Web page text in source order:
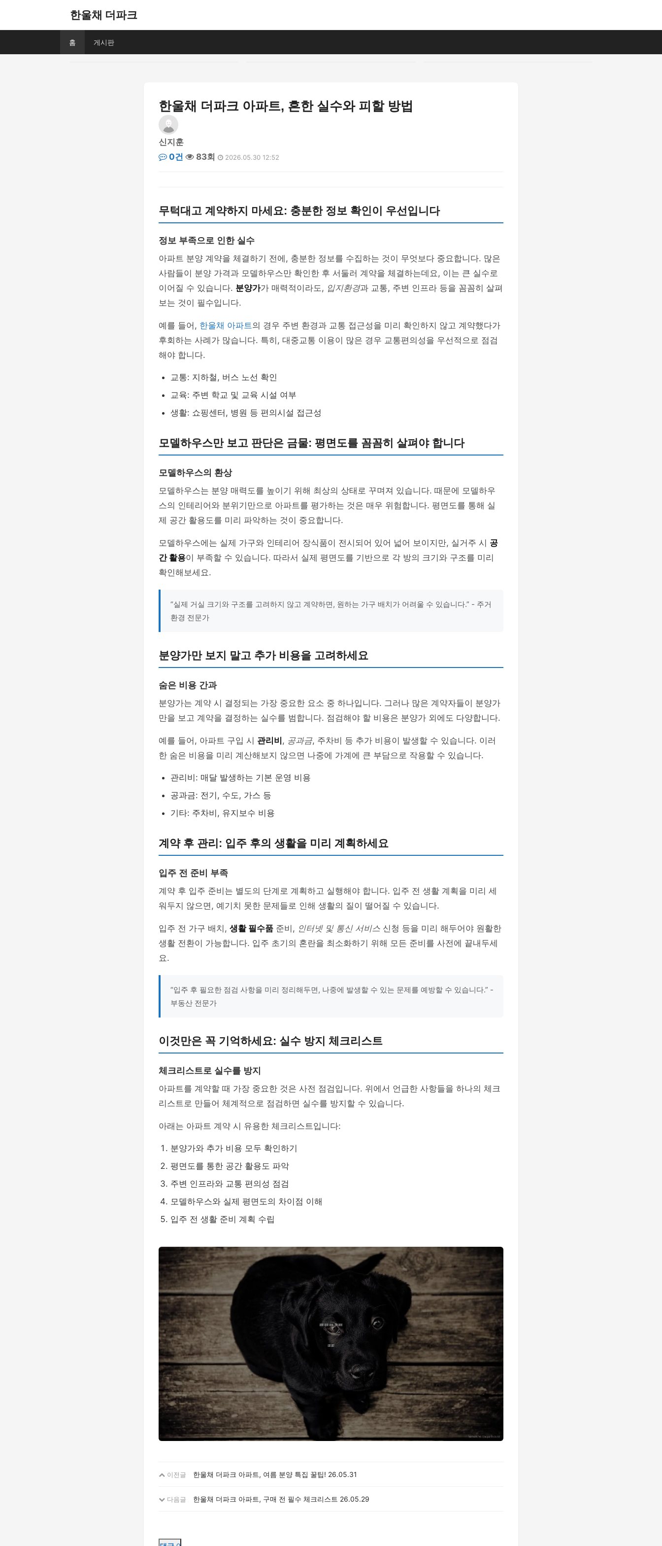
한울채 더파크
홈 게시판
한울채 더파크 아파트, 흔한 실수와 피할 방법
신지훈
0건
83회 2026.05.30 12:52
무턱대고 계약하지 마세요: 충분한 정보 확인이 우선입니다
정보 부족으로 인한 실수
아파트 분양 계약을 체결하기 전에, 충분한 정보를 수집하는 것이 무엇보다 중요합니다. 많은
사람들이 분양 가격과 모델하우스만 확인한 후 서둘러 계약을 체결하는데요, 이는 큰 실수로
이어질 수 있습니다. 분양가가 매력적이라도, 입지환경과 교통, 주변 인프라 등을 꼼꼼히 살펴
보는 것이 필수입니다.
예를 들어, 한울채 아파트의 경우 주변 환경과 교통 접근성을 미리 확인하지 않고 계약했다가
후회하는 사례가 많습니다. 특히, 대중교통 이용이 많은 경우 교통편의성을 우선적으로 점검
해야 합니다.
교통: 지하철, 버스 노선 확인
교육: 주변 학교 및 교육 시설 여부
생활: 쇼핑센터, 병원 등 편의시설 접근성
모델하우스만 보고 판단은 금물: 평면도를 꼼꼼히 살펴야 합니다
모델하우스의 환상
모델하우스는 분양 매력도를 높이기 위해 최상의 상태로 꾸며져 있습니다. 때문에 모델하우
스의 인테리어와 분위기만으로 아파트를 평가하는 것은 매우 위험합니다. 평면도를 통해 실
제 공간 활용도를 미리 파악하는 것이 중요합니다.
모델하우스에는 실제 가구와 인테리어 장식품이 전시되어 있어 넓어 보이지만, 실거주 시 공
간 활용이 부족할 수 있습니다. 따라서 실제 평면도를 기반으로 각 방의 크기와 구조를 미리
확인해보세요.
“실제 거실 크기와 구조를 고려하지 않고 계약하면, 원하는 가구 배치가 어려울 수 있습니다.” - 주거
환경 전문가
분양가만 보지 말고 추가 비용을 고려하세요
숨은 비용 간과
분양가는 계약 시 결정되는 가장 중요한 요소 중 하나입니다. 그러나 많은 계약자들이 분양가
만을 보고 계약을 결정하는 실수를 범합니다. 점검해야 할 비용은 분양가 외에도 다양합니다.
예를 들어, 아파트 구입 시 관리비 , 공과금, 주차비 등 추가 비용이 발생할 수 있습니다. 이러
한 숨은 비용을 미리 계산해보지 않으면 나중에 가계에 큰 부담으로 작용할 수 있습니다.
관리비: 매달 발생하는 기본 운영 비용
공과금: 전기, 수도, 가스 등
기타: 주차비, 유지보수 비용
계약 후 관리: 입주 후의 생활을 미리 계획하세요
입주 전 준비 부족
계약 후 입주 준비는 별도의 단계로 계획하고 실행해야 합니다. 입주 전 생활 계획을 미리 세
워두지 않으면, 예기치 못한 문제들로 인해 생활의 질이 떨어질 수 있습니다.
입주 전 가구 배치, 생활 필수품 준비, 인터넷 및 통신 서비스 신청 등을 미리 해두어야 원활한
생활 전환이 가능합니다. 입주 초기의 혼란을 최소화하기 위해 모든 준비를 사전에 끝내두세
요.
“입주 후 필요한 점검 사항을 미리 정리해두면, 나중에 발생할 수 있는 문제를 예방할 수 있습니다.” -
부동산 전문가
이것만은 꼭 기억하세요: 실수 방지 체크리스트
체크리스트로 실수를 방지
아파트를 계약할 때 가장 중요한 것은 사전 점검입니다. 위에서 언급한 사항들을 하나의 체크
리스트로 만들어 체계적으로 점검하면 실수를 방지할 수 있습니다.
아래는 아파트 계약 시 유용한 체크리스트입니다:
분양가와 추가 비용 모두 확인하기
평면도를 통한 공간 활용도 파악
주변 인프라와 교통 편의성 점검
모델하우스와 실제 평면도의 차이점 이해
입주 전 생활 준비 계획 수립
이전글 한울채 더파크 아파트, 여름 분양 특집 꿀팁! 26.05.31
다음글 한울채 더파크 아파트, 구매 전 필수 체크리스트 26.05.29